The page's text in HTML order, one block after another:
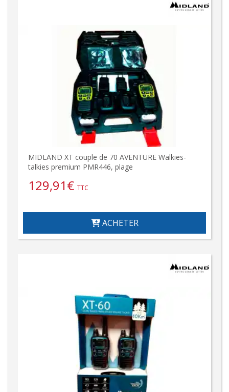
MIDLAND XT couple de 70 AVENTURE Walkies-
talkies premium PMR446, plage
129,91€ TTC
ACHETER